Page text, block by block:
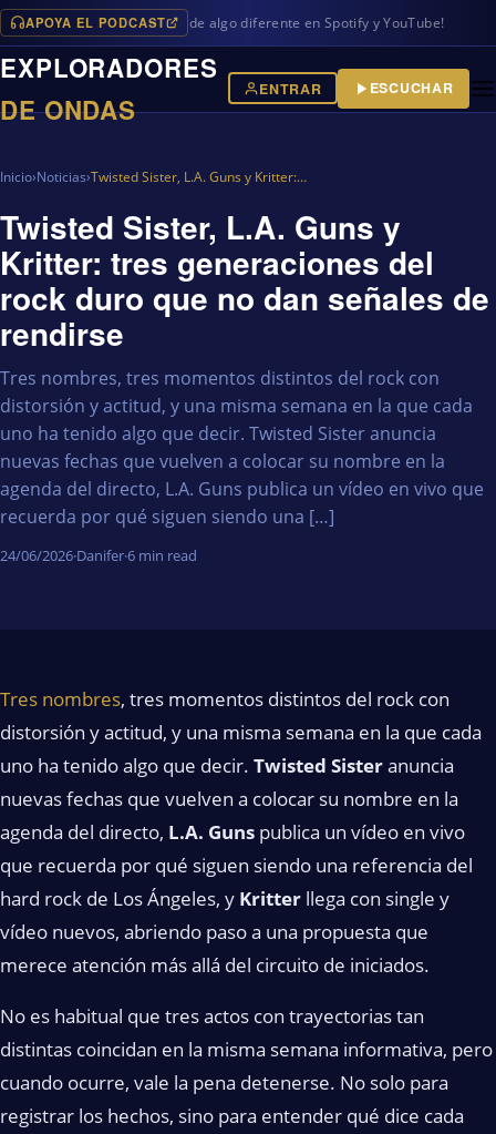
APOYA EL PODCAST
en iVoox, además de algo diferente en Spotify y YouTube!
EXPLORADORES
DE ONDAS
ENTRAR ESCUCHAR
Inicio›Noticias›Twisted Sister, L.A. Guns y Kritter:…
Twisted Sister, L.A. Guns y
Kritter: tres generaciones del
rock duro que no dan señales de
rendirse
Tres nombres, tres momentos distintos del rock con
distorsión y actitud, y una misma semana en la que cada
uno ha tenido algo que decir. Twisted Sister anuncia
nuevas fechas que vuelven a colocar su nombre en la
agenda del directo, L.A. Guns publica un vídeo en vivo que
recuerda por qué siguen siendo una […]
24/06/2026·Danifer·6 min read
Tres nombres, tres momentos distintos del rock con
distorsión y actitud, y una misma semana en la que cada
uno ha tenido algo que decir. Twisted Sisteranuncia
nuevas fechas que vuelven a colocar su nombre en la
agenda del directo, L.A. Guns publica un vídeo en vivo
que recuerda por qué siguen siendo una referencia del
hard rock de Los Ángeles, y Kritter llega con single y
vídeo nuevos, abriendo paso a una propuesta que
merece atención más allá del circuito de iniciados.
No es habitual que tres actos con trayectorias tan
distintas coincidan en la misma semana informativa, pero
cuando ocurre, vale la pena detenerse. No solo para
registrar los hechos, sino para entender qué dice cada